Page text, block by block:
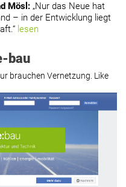
Mösl : „Nur das Neue hat
– in der Entwicklung liegt
lesen
Mösl: „Man wollte wohl
machen statt neue Produkte
lesen
bau
brauchen Vernetzung. Like